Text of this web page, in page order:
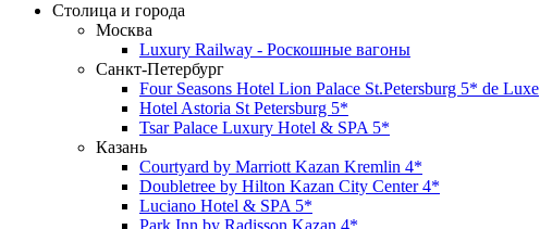
Столица и города
Москва
Luxury Railway - Роскошные вагоны
Санкт-Петербург
Four Seasons Hotel Lion Palace St.Petersburg 5* de Luxe
Hotel Astoria St Petersburg 5*
Tsar Palace Luxury Hotel & SPA 5*
Казань
Courtyard by Marriott Kazan Kremlin 4*
Doubletree by Hilton Kazan City Center 4*
Luciano Hotel & SPA 5*